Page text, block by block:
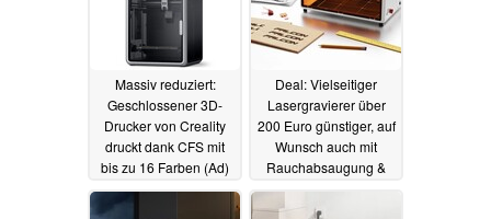
Massiv reduziert:
Geschlossener 3D-
Drucker von Creality
druckt dank CFS mit
bis zu 16 Farben (Ad)
24.05.2026
Deal: Vielseitiger
Lasergravierer über
200 Euro günstiger, auf
Wunsch auch mit
Rauchabsaugung &
weiterem Zubehör (Ad)
21.05.2026